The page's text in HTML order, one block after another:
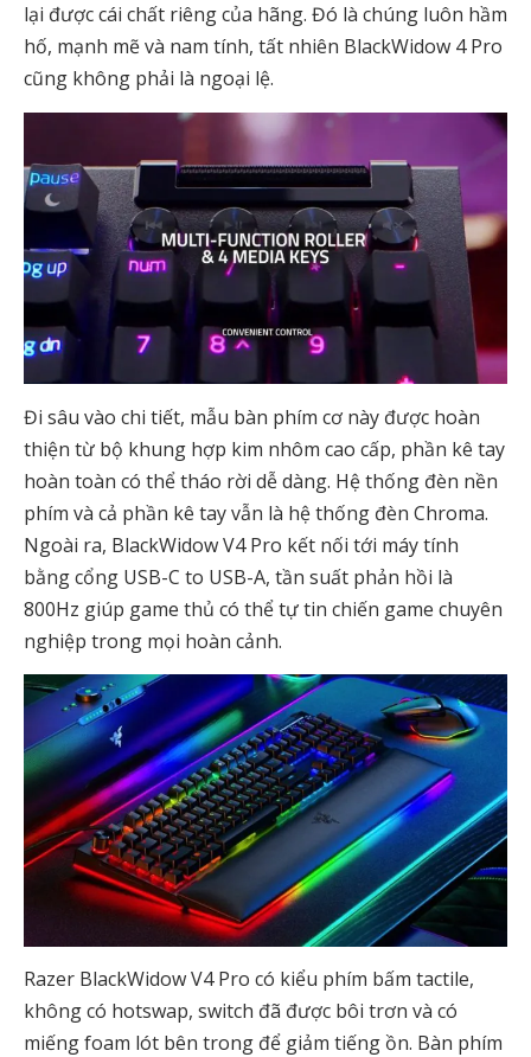
lại được cái chất riêng của hãng. Đó là chúng luôn hầm
hố, mạnh mẽ và nam tính, tất nhiên BlackWidow 4 Pro
cũng không phải là ngoại lệ.
Đi sâu vào chi tiết, mẫu bàn phím cơ này được hoàn
thiện từ bộ khung hợp kim nhôm cao cấp, phần kê tay
hoàn toàn có thể tháo rời dễ dàng. Hệ thống đèn nền
phím và cả phần kê tay vẫn là hệ thống đèn Chroma.
Ngoài ra, BlackWidow V4 Pro kết nối tới máy tính
bằng cổng USB-C to USB-A, tần suất phản hồi là
800Hz giúp game thủ có thể tự tin chiến game chuyên
nghiệp trong mọi hoàn cảnh.
Razer BlackWidow V4 Pro có kiểu phím bấm tactile,
không có hotswap, switch đã được bôi trơn và có
miếng foam lót bên trong để giảm tiếng ồn. Bàn phím